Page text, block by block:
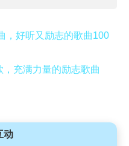
，好听又励志的歌曲100
充满力量的励志歌曲
动